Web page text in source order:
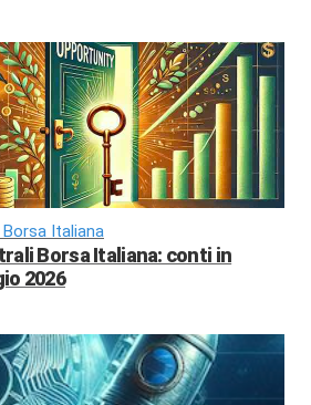
Italiana
Borsa Italiana: conti in
2026